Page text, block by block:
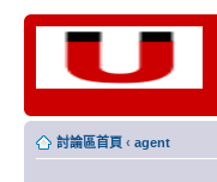
討論區首頁 ‹ agent